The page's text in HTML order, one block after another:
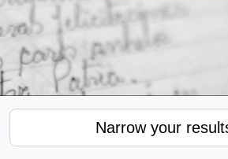
Narrow your